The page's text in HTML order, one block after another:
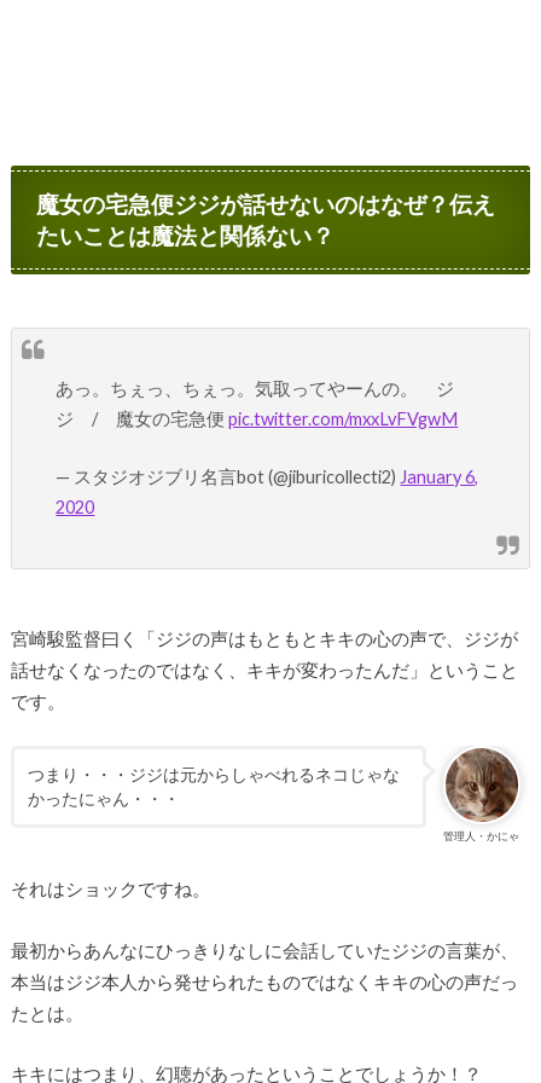
魔女の宅急便ジジが話せないのはなぜ？伝え
たいことは魔法と関係ない？
あっ。ちぇっ、ちぇっ。気取ってやーんの。 ジ
ジ / 魔女の宅急便pic.twitter.com/mxxLvFVgwM
— スタジオジブリ名言bot (@jiburicollecti2) January 6,
2020
宮崎駿監督曰く「ジジの声はもともとキキの心の声で、ジジが
話せなくなったのではなく、キキが変わったんだ」ということ
です。
管理人・かにゃ
つまり・・・ジジは元からしゃべれるネコじゃな
かったにゃん・・・
それはショックですね。
最初からあんなにひっきりなしに会話していたジジの言葉が、
本当はジジ本人から発せられたものではなくキキの心の声だっ
たとは。
キキにはつまり、幻聴があったということでしょうか！？